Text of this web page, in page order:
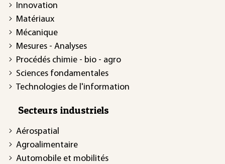
Innovation
Matériaux
Mécanique
Mesures - Analyses
Procédés chimie - bio - agro
Sciences fondamentales
Technologies de l'information
Secteurs industriels
Aérospatial
Agroalimentaire
Automobile et mobilités